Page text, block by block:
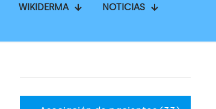
WIKIDERMA NOTICIAS